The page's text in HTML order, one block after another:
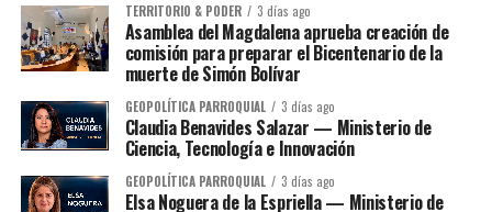
TERRITORIO & PODER 3 días ago
Asamblea del Magdalena aprueba creación de
comisión para preparar el Bicentenario de la
muerte de Simón Bolívar
GEOPOLÍTICA PARROQUIAL 3 días ago
Claudia Benavides Salazar — Ministerio de
Ciencia, Tecnología e Innovación
GEOPOLÍTICA PARROQUIAL 3 días ago
Elsa Noguera de la Espriella — Ministerio de